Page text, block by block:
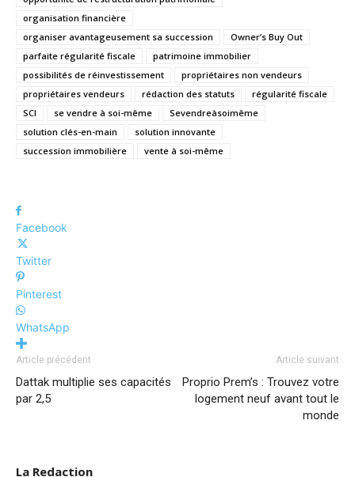
organisation financière
organiser avantageusement sa succession
Owner’s Buy Out
parfaite régularité fiscale
patrimoine immobilier
possibilités de réinvestissement
propriétaires non vendeurs
propriétaires vendeurs
rédaction des statuts
régularité fiscale
SCI
se vendre à soi-même
Sevendreàsoimême
solution clés-en-main
solution innovante
succession immobilière
vente à soi-même
Facebook
Twitter
Pinterest
WhatsApp
Article précédent
Dattak multiplie ses capacités
par 2,5
Article suivant
Proprio Prem’s : Trouvez votre
logement neuf avant tout le
monde
La Redaction